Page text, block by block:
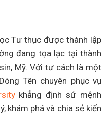
Tư thục được thành lập
đang tọa lạc tại thành
Mỹ. Với tư cách là một
Tên chuyên phục vụ
khẳng định sứ mệnh
khám phá và chia sẻ kiến